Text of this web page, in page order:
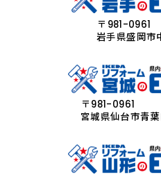
〒981-0961
岩手県盛岡
〒981-0961
宮城県仙台市青